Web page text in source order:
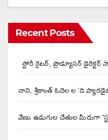
Recent Posts
స్టోరీ రైటర్, ప్రొడ్యూసర్
నాని, శ్రీకాంత్ ఓదెల ల ‘ది
వేణు ఉడుగుల చేతుల మీదుగా